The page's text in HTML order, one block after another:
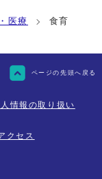
医療 食育
ページの先頭へ戻る
情報の取り扱い
クセス